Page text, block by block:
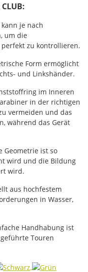
je nach
um die
zu kontrollieren.
Form ermöglicht
und Linkshänder.
im Inneren
in der richtigen
vermeiden und das
während das Gerät
Geometrie ist so
wird und die Bildung
wird.
aus hochfestem
in Wasser,
Handhabung ist
Touren